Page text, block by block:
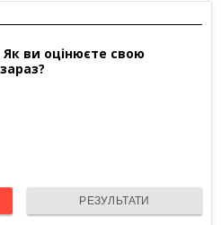
ви оцінюєте свою
РЕЗУЛЬТАТИ